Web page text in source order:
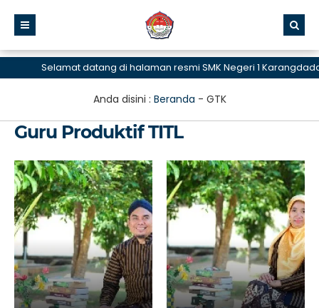
Selamat datang di halaman resmi SMK Negeri 1 Karangdadap
Anda disini : Beranda - GTK
Guru Produktif TITL